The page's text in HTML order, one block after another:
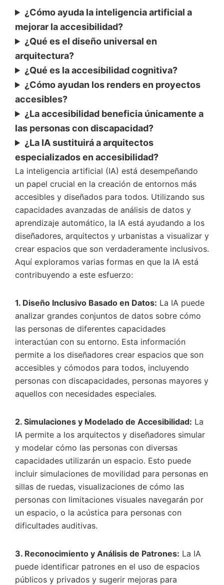
¿Cómo ayuda la inteligencia artificial a
mejorar la accesibilidad?
¿Qué es el diseño universal en
arquitectura?
¿Qué es la accesibilidad cognitiva?
¿Cómo ayudan los renders en proyectos
accesibles?
¿La accesibilidad beneficia únicamente a
las personas con discapacidad?
¿La IA sustituirá a arquitectos
especializados en accesibilidad?
La inteligencia artificial (IA) está desempeñando
un papel crucial en la creación de entornos más
accesibles y diseñados para todos. Utilizando sus
capacidades avanzadas de análisis de datos y
aprendizaje automático, la IA está ayudando a los
diseñadores, arquitectos y urbanistas a visualizar y
crear espacios que son verdaderamente inclusivos.
Aquí exploramos varias formas en que la IA está
contribuyendo a este esfuerzo:
1. Diseño Inclusivo Basado en Datos: La IA puede
analizar grandes conjuntos de datos sobre cómo
las personas de diferentes capacidades
interactúan con su entorno. Esta información
permite a los diseñadores crear espacios que son
accesibles y cómodos para todos, incluyendo
personas con discapacidades, personas mayores y
aquellos con necesidades especiales.
2. Simulaciones y Modelado de Accesibilidad: La
IA permite a los arquitectos y diseñadores simular
y modelar cómo las personas con diversas
capacidades utilizarán un espacio. Esto puede
incluir simulaciones de movilidad para personas en
sillas de ruedas, visualizaciones de cómo las
personas con limitaciones visuales navegarán por
un espacio, o la acústica para personas con
dificultades auditivas.
3. Reconocimiento y Análisis de Patrones: La IA
puede identificar patrones en el uso de espacios
públicos y privados y sugerir mejoras para